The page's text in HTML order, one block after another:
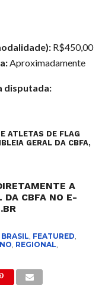
R$450,00
Aproximadamente
disputada:
ATLETAS DE FLAG
GERAL DA CBFA,
A
DA CBFA NO E-
, FEATURED,
, REGIONAL,